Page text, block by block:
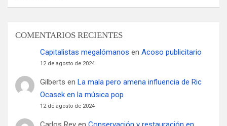
COMENTARIOS RECIENTES
Capitalistas megalómanos en Acoso publicitario
12 de agosto de 2024
Gilberts en La mala pero amena influencia de Ric
Ocasek en la música pop
12 de agosto de 2024